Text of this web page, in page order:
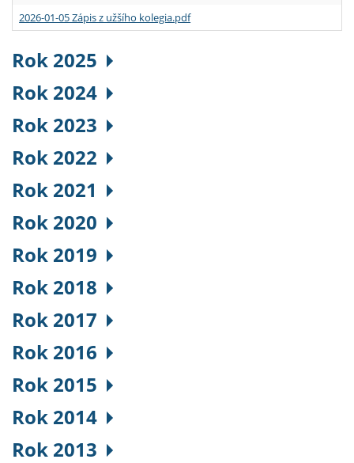
2026-01-05 Zápis z užšího kolegia.pdf
Rok 2025
Rok 2024
Rok 2023
Rok 2022
Rok 2021
Rok 2020
Rok 2019
Rok 2018
Rok 2017
Rok 2016
Rok 2015
Rok 2014
Rok 2013